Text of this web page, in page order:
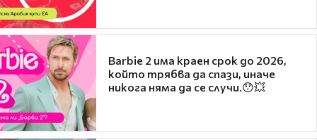
Barbie 2 има краен срок до 2026,
който трябва да спази, иначе
никога няма да се случи.😯💥